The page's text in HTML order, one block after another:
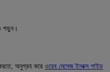
পড়ুন।
করতে, অনুগ্রহ করে ওয়েব মেসেজ ইনবক্স গাইড